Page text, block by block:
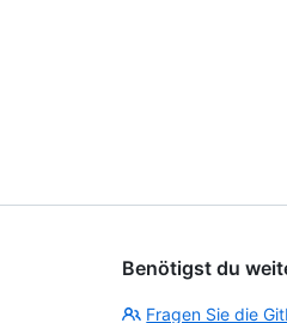
Benötigst du
Fragen Sie die